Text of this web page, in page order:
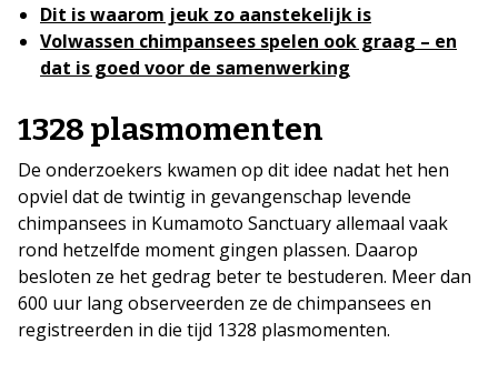
Dit is waarom jeuk zo aanstekelijk is
Volwassen chimpansees spelen ook graag – en
dat is goed voor de samenwerking
1328 plasmomenten
De onderzoekers kwamen op dit idee nadat het hen
opviel dat de twintig in gevangenschap levende
chimpansees in Kumamoto Sanctuary allemaal vaak
rond hetzelfde moment gingen plassen. Daarop
besloten ze het gedrag beter te bestuderen. Meer dan
600 uur lang observeerden ze de chimpansees en
registreerden in die tijd 1328 plasmomenten.